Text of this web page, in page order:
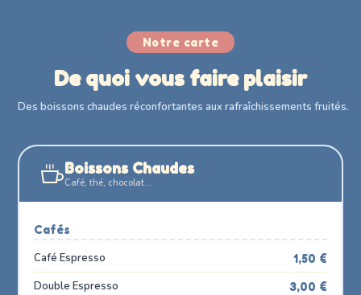
Notre carte
De quoi vous faire plaisir
Des boissons chaudes réconfortantes aux rafraîchissements fruités.
Boissons Chaudes
Café, thé, chocolat…
Cafés
Café Espresso 1,50 €
Double Espresso 3,00 €